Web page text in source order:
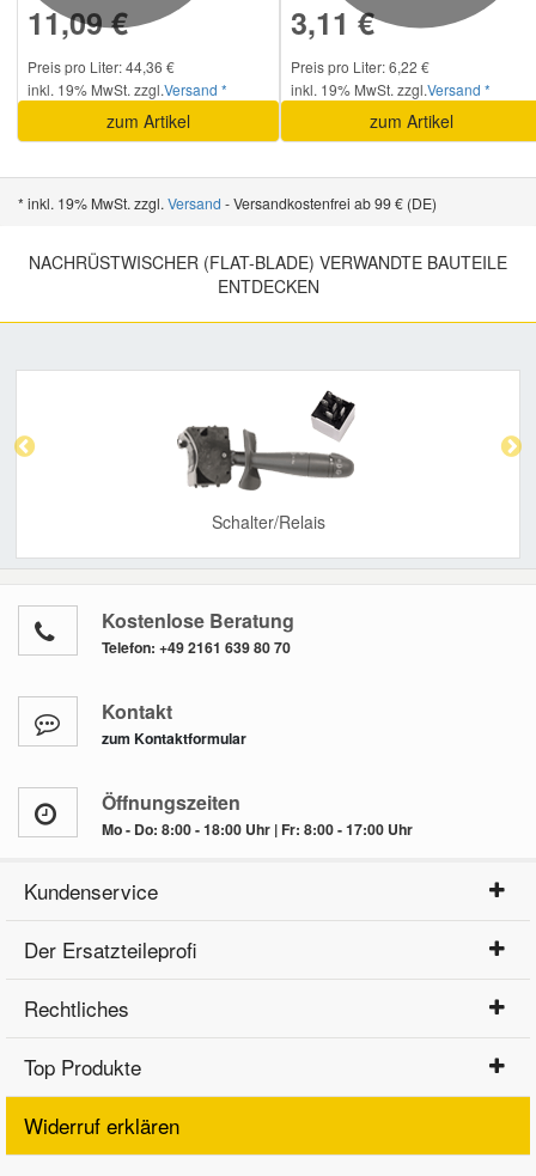
11,09 €
Preis pro Liter: 44,36 €
inkl. 19% MwSt. zzgl.Versand *
zum Artikel
3,11 €
Preis pro Liter: 6,22 €
inkl. 19% MwSt. zzgl.Versand *
zum Artikel
* inkl. 19% MwSt. zzgl. Versand - Versandkostenfrei ab 99 € (DE)
NACHRÜSTWISCHER (FLAT-BLADE) VERWANDTE BAUTEILE
ENTDECKEN
Schalter/Relais
Kostenlose Beratung
Telefon: +49 2161 639 80 70
Kontakt
zum Kontaktformular
Öffnungszeiten
Mo - Do: 8:00 - 18:00 Uhr | Fr: 8:00 - 17:00 Uhr
Kundenservice
Der Ersatzteileprofi
Rechtliches
Top Produkte
Widerruf erklären